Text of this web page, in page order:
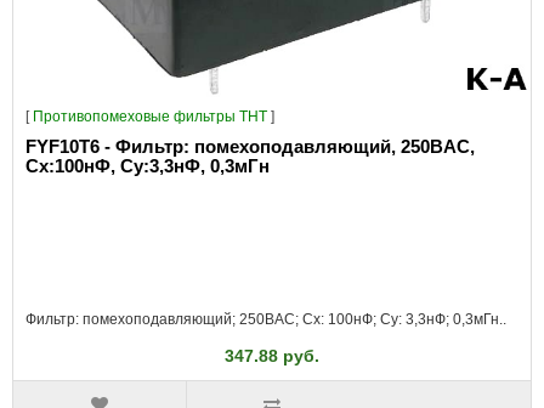
[ Противопомеховые фильтры THT ]
FYF10T6 - Фильтр: помехоподавляющий, 250ВAC,
Сх:100нФ, Су:3,3нФ, 0,3мГн
Фильтр: помехоподавляющий; 250ВAC; Cx: 100нФ; Cy: 3,3нФ; 0,3мГн..
347.88 руб.